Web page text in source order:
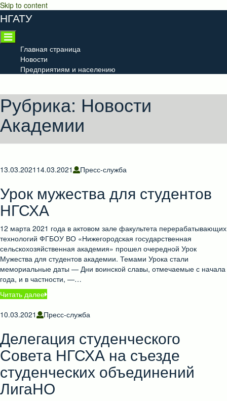
Skip to content
НГАТУ
Главная страница
Новости
Предприятиям и населению
Рубрика: Новости
Академии
13.03.2021 14.03.2021 Пресс-служба
Урок мужества для студентов
НГСХА
12 марта 2021 года в актовом зале факультета перерабатывающих
технологий ФГБОУ ВО «Нижегородская государственная
сельскохозяйственная академия» прошел очередной Урок
Мужества для студентов академии. Темами Урока стали
мемориальные даты — Дни воинской славы, отмечаемые с начала
года, и в частности, —…
Читать далее
10.03.2021
Пресс-служба
Делегация студенческого
Совета НГСХА на съезде
студенческих объединений
ЛигаНО